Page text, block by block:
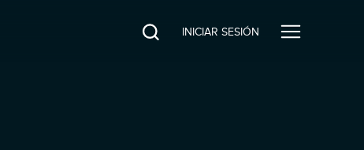
INICIAR SESIÓN